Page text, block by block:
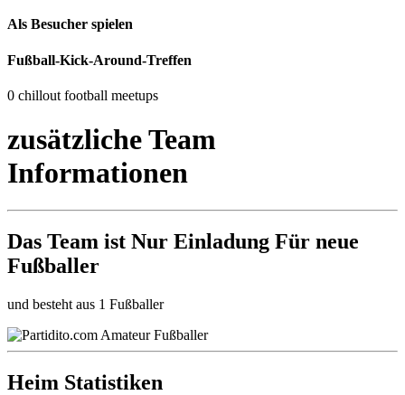
Als Besucher spielen
Fußball-Kick-Around-Treffen
0 chillout football meetups
zusätzliche Team
Informationen
Das Team ist Nur Einladung Für neue
Fußballer
und besteht aus 1 Fußballer
Heim Statistiken